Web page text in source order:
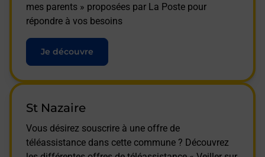
mes parents » proposées par La Poste pour
répondre à vos besoins
Je découvre
St Nazaire
Vous désirez souscrire à une offre de
téléassistance dans cette commune ? Découvrez